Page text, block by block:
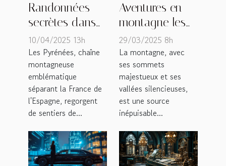
Randonnées
secrètes dans
les Pyrénées
parcours hors
des sentiers
battus
10/04/2025 13h
Les Pyrénées, chaîne
montagneuse
emblématique
séparant la France de
l'Espagne, regorgent
de sentiers de...
Aventures en
montagne les
meilleures
randonnées
hors des Alpes
pour les
amateurs de
nature
29/03/2025 8h
La montagne, avec
ses sommets
majestueux et ses
vallées silencieuses,
est une source
inépuisable...